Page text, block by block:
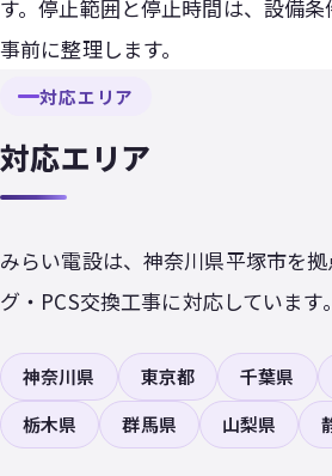
す。停止範囲と停止時間は、設備
事前に整理します。
対応エリア
対応エリア
みらい電設は、神奈川県平塚市を
グ・PCS交換工事に対応しています。
神奈川県 東京都 千葉県
栃木県
群馬県 山梨県